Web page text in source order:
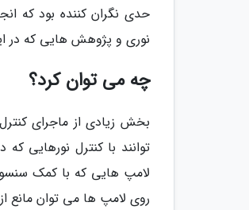
نوری و پژوهش هایی که در
چه می توان کرد؟
بخش زیادی از ماجرای
توانند با کنترل نورهایی
لامپ هایی که با کمک
روی لامپ ها می توان مانع